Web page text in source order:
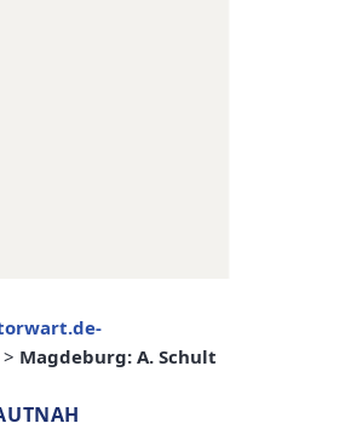
> Magdeburg: A. Schult